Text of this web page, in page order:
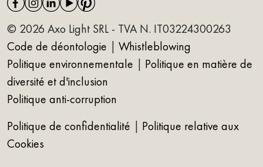
© 2026 Axo Light SRL - TVA N. IT03224300263
Code de déontologie | Whistleblowing
Politique environnementale | Politique en matière de
diversité et d'inclusion
Politique anti-corruption
Politique de confidentialité | Politique relative aux
Cookies